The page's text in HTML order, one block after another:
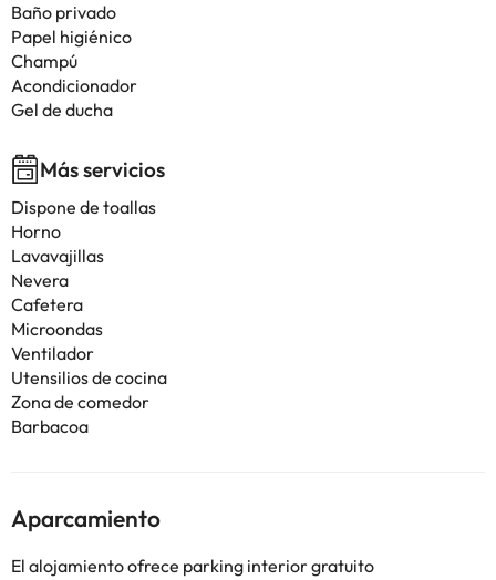
Baño privado
Papel higiénico
Champú
Acondicionador
Gel de ducha
Más servicios
Dispone de toallas
Horno
Lavavajillas
Nevera
Cafetera
Microondas
Ventilador
Utensilios de cocina
Zona de comedor
Barbacoa
Aparcamiento
El alojamiento ofrece parking interior gratuito